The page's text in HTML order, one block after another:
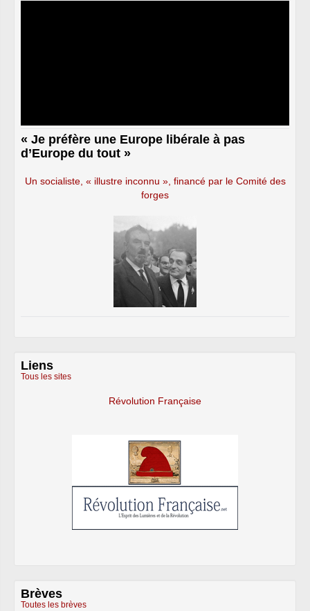
« Je préfère une Europe libérale à pas
d’Europe du tout »
Un socialiste, « illustre inconnu », financé par le Comité des
forges
Liens
Tous les sites
Révolution Française
Brèves
Toutes les brèves